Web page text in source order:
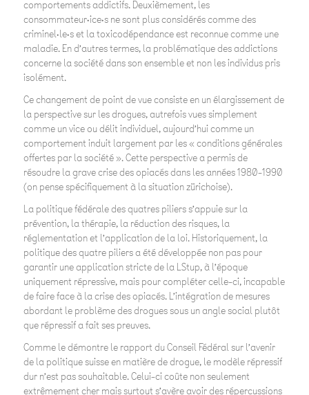
comportements addictifs. Deuxièmement, les
consommateur·ice·s ne sont plus considérés comme des
criminel·le·s et la toxicodépendance est reconnue comme une
maladie. En d’autres termes, la problématique des addictions
concerne la société dans son ensemble et non les individus pris
isolément.
Ce changement de point de vue consiste en un élargissement de
la perspective sur les drogues, autrefois vues simplement
comme un vice ou délit individuel, aujourd’hui comme un
comportement induit largement par les « conditions générales
offertes par la société ». Cette perspective a permis de
résoudre la grave crise des opiacés dans les années 1980-1990
(on pense spécifiquement à la situation zürichoise).
La politique fédérale des quatres piliers s’appuie sur la
prévention, la thérapie, la réduction des risques, la
réglementation et l’application de la loi. Historiquement, la
politique des quatre piliers a été développée non pas pour
garantir une application stricte de la LStup, à l’époque
uniquement répressive, mais pour compléter celle-ci, incapable
de faire face à la crise des opiacés. L’intégration de mesures
abordant le problème des drogues sous un angle social plutôt
que répressif a fait ses preuves.
Comme le démontre le rapport du Conseil Fédéral sur l’avenir
de la politique suisse en matière de drogue, le modèle répressif
dur n’est pas souhaitable. Celui-ci coûte non seulement
extrêmement cher mais surtout s’avère avoir des répercussions